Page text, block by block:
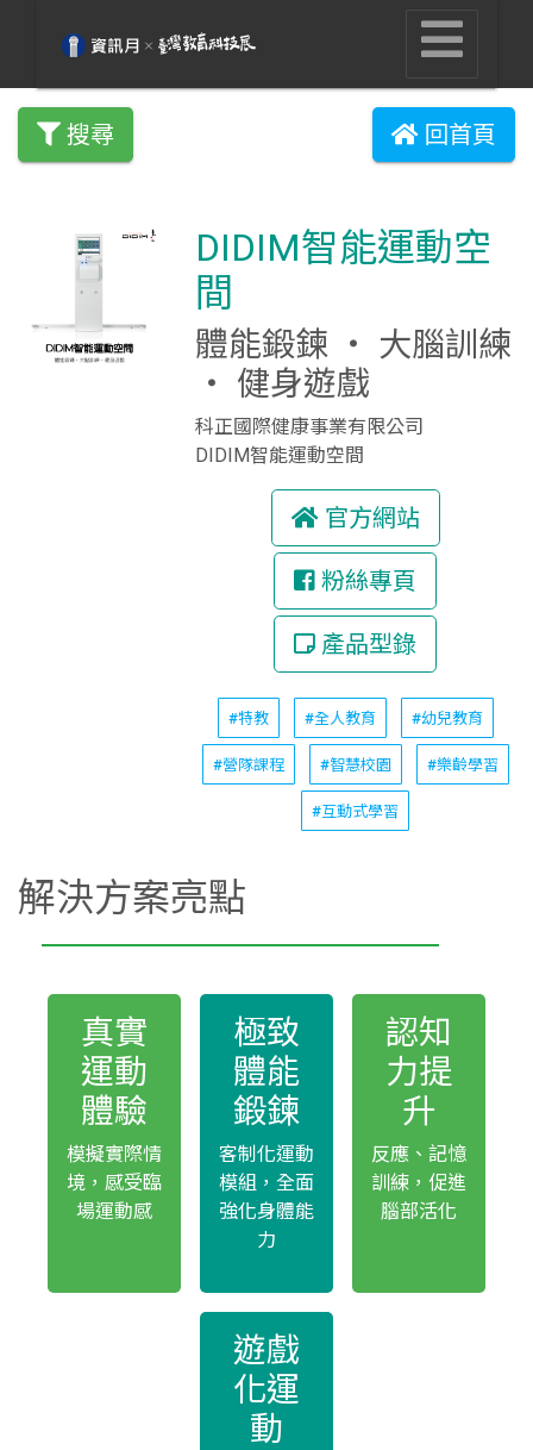
搜尋 回首頁
DIDIM智能運動空
間
體能鍛鍊 ‧ 大腦訓練
‧ 健身遊戲
科正國際健康事業有限公司
DIDIM智能運動空間
官方網站
粉絲專頁
產品型錄
#特教 #全人教育 #幼兒教育
#營隊課程 #智慧校園 #樂齡學習
#互動式學習
解決方案亮點
真實
運動
體驗
模擬實際情
境，感受臨
場運動感
極致
體能
鍛鍊
客制化運動
模組，全面
強化身體能
力
認知
力提
升
反應、記憶
訓練，促進
腦部活化
遊戲
化運
動